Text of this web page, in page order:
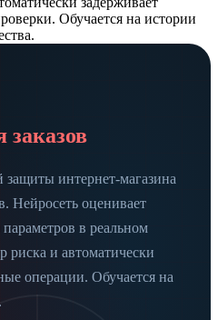
Обучается на истории
заказов
защиты интернет-магазина
Нейросеть оценивает
в реальном
риска и автоматически
операции. Обучается на